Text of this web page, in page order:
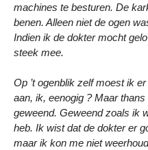
machines te besturen. De
benen. Alleen niet de ogen
Indien ik de dokter mocht
steek mee.
Op ’t ogenblik zelf moest ik
aan, ik, eenogig ? Maar
geweend. Geweend zoals ik
heb. Ik wist dat de dokter er
maar ik kon me niet